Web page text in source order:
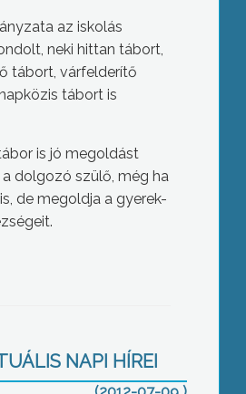
az iskolás
neki hittan tábort,
tábort, várfelderítő
tábort is
is jó megoldást
dolgozó szülő, még ha
de megoldja a gyerek-
NAPI HÍREI